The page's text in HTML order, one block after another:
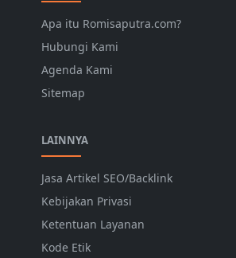
Apa itu Romisaputra.com?
Hubungi Kami
Agenda Kami
Sitemap
LAINNYA
Jasa Artikel SEO/Backlink
Kebijakan Privasi
Ketentuan Layanan
Kode Etik